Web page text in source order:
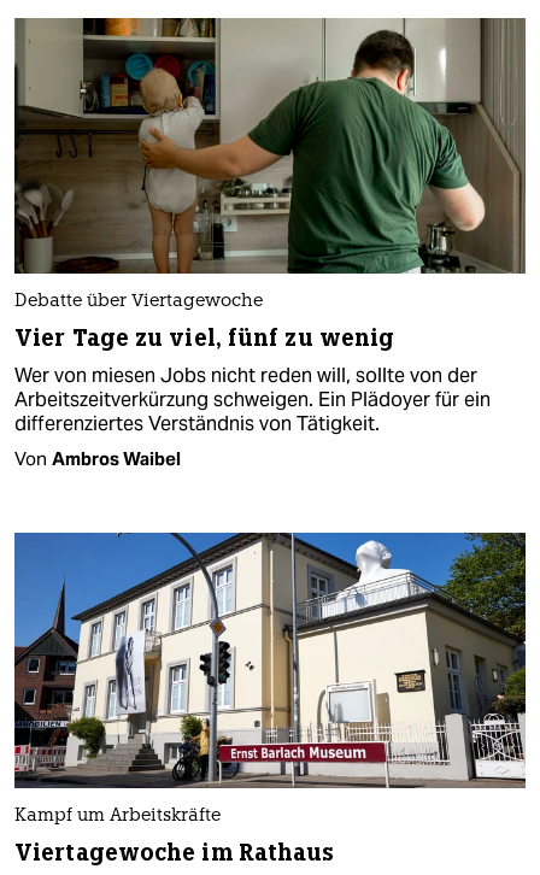
Debatte über Viertagewoche
Vier Tage zu viel, fünf zu wenig
Wer von miesen Jobs nicht reden will, sollte von der
Arbeitszeitverkürzung schweigen. Ein Plädoyer für ein
differenziertes Verständnis von Tätigkeit.
Von Ambros Waibel
Kampf um Arbeitskräfte
Viertagewoche im Rathaus